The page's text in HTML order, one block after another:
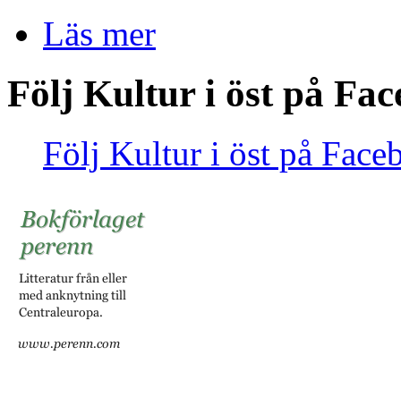
Läs mer
Följ Kultur i öst på
Följ Kultur i öst på